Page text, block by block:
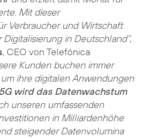
Mit dieser
Verbraucher und Wirtschaft
in Deutschland“,
, CEO von Telefónica
Kunden buchen immer
ihre digitalen Anwendungen
5G wird das Datenwachstum
unseren umfassenden
in Milliardenhöhe
steigender Datenvolumina